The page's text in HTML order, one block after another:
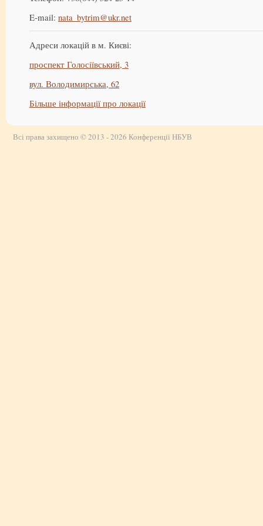
E-mail: nata_bytrim@ukr.net
Адреси локацій в м. Києві:
проспект Голосіївський, 3
вул. Володимирська, 62
Більше інформації про локації
Всі права захищено © 2013 - 2026 Конференції НБУВ